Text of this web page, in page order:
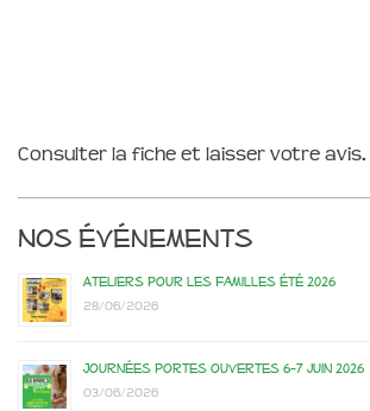
Consulter la fiche et laisser votre avis.
Nos événements
Ateliers pour les familles été 2026
28/06/2026
Journées portes ouvertes 6-7 juin 2026
03/06/2026